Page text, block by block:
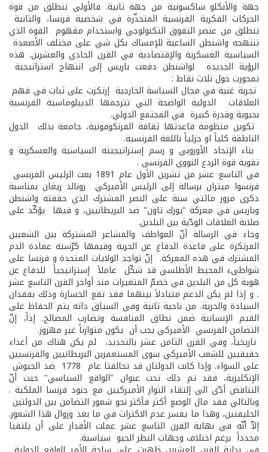
جهة والأنكلو­ ساكسونية من جهة ثانية. فالأولى تنطلق من قوة
الحركات الفكرية الفرنسية المتجذّرة في شخصية فرنسا، والثانية
تنطلق من عنصر التفوق التكنولوجي واستخدام مفهوم القوة الذي
تنتهجه واشنطن الساعية للإمساك بكل شي على مختلف الأصعدة
السياسية العسكرية والإقتصادية في القرن الحادي والعشرين. هذه
الرؤية الجديدة لواشنطن دفعت باريس إلى انتهاج استراتيجية
تمحورت حول ثلاث نقاط :
­ تجربة غنية في مجال السياسة الخارجية إرتكزت على ثبات في فهم
العلاقات الدولية الواضحة التي تترجمها الديبلوماسية الفرنسية
بحيوية وقدرة كبيرة في المجتمع الدولي.
­ تكوين منظومة قاعدتها ثقافة الفرنكوفونية، جامعة بذلك الدول
الناطقة كلياً او جزئياً باللغة الفرنسية.
­ بناء الإتحاد الأوروبي و رسم إستراتيجيته السياسية والعسكرية و
تقوية قوة الردع النووي الفرنسي .
في التاسع عشر من تشرين الأول عام 1891 بعث الرئيس الفرنسي
فرنسوا ميتران برسالة إلى الرئيس الأميركي رونالد ريغان بمناسبة
ذكرى مرور مائتي سنة على النصر المشترك الذي حققته واشنطن
وباريس في معركة "يورك تاون" ضد البريطانيين، و فيها يؤكّد على
صلابة العلاقات الودّية بين البلدين.
وجاء في الرسالة أنّ العواطف والمشاعر المشتركة بين الشعبين
المرتكزة على قاعدة الدفاع عن الحرية وقيمها كرّسته عمادة الدم
المشترك في هذه المعركة. إنّ تواجد الولايات المتحدة و فرنسا على
شواطىء المحيط الأطلسي قد شكّل عاملاً إستراتيجياً للدفاع عن
هوية كل من البلدين في خضمّ المتغيرات منذ أواخر القرن التاسع عشر
. و إذا لم يكن الدعم متبادلاً بينهما فقد تقع الخسارة وذلك بفقدان
السيادة والحرية. من ناحية ثانية وفي السياق ذاته يتم الحفاظ على
القيم الإنسانية ضمن نطاق المنافسة وتضارب المصالح. إذاً، إنّ
التضامن الفرنسي ­ الأميركي يجب أن يكون متوازناً غير مهزوز.
تاريخياً، وفي القرن الثامن عشر بالتحديد، لم يكن هناك من أعداء
حقيقيين للشعب الأميركي سوى المستعمرين البريطانيين والفرنسيين
على السواء. وإذا كانت الدولتان قد تحالفتا عام 1778 ضد الجيوش
الإنكليزية، فقد تم ذلك تحت عنوان "الواقع السياسي" حيث أنّ
التناقض أدّى الى إلتقاء الثوار الأميركيين مع جنود فرنسا الملكية .
وبالتالي فقد مال الوضع أكثر فأكثر نحو شعور التضامن بين الدولتين
الحليفتين، وهذا ما يفسر عدم الاكتراث في ما بعد وزوال هذا الشعور.
إلاّ أنّه في نهاية القرن التاسع عشر عملت الأقدار على أن يلتقيا
مجدداً برغم اختلاف وجهات النظر الجيو­ سياسية.